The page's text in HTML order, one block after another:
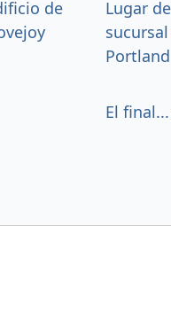
de
Lugar
Portland
El